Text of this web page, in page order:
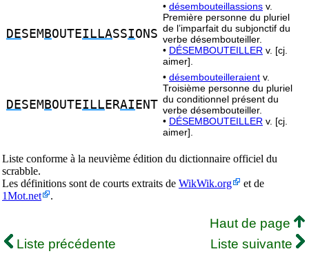
DESEM BOUTEILLASSIONS
• désembouteillassions v.
Première personne du pluriel
de l’imparfait du subjonctif du
verbe désembouteiller.
• DÉSEMBOUTEILLER v. [cj.
aimer].
DESEM BOUTEILL ERAI ENT
• désembouteilleraient v.
Troisième personne du pluriel
du conditionnel présent du
verbe désembouteiller.
• DÉSEMBOUTEILLER v. [cj.
aimer].
Liste conforme à la neuvième édition du dictionnaire officiel du
scrabble.
Les définitions sont de courts extraits de WikWik.org
et de
1Mot.net
.
Haut de page
Liste précédente
Liste suivante